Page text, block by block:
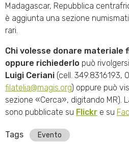
Madagascar, Repubblica
è aggiunta una sezione
rari.
Chi volesse donare materiale
oppure richiederlo può
Luigi Ceriani (cell. 349.8316193,
filatelia@magis.org) oppure può
sezione «Cerca», digitando MR).
sono pubblicate su Flickr e su
Tags Evento